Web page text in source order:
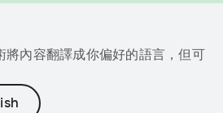
內容翻譯成你偏好的語言，但可